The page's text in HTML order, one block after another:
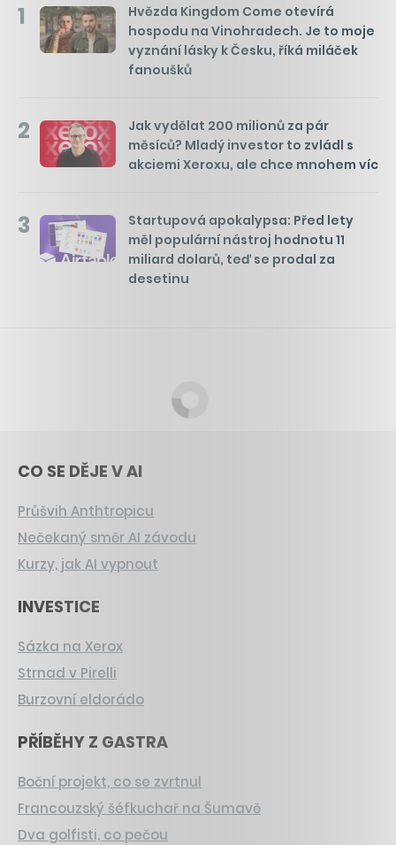
1
Hvězda Kingdom Come otevírá
hospodu na Vinohradech. Je to moje
vyznání lásky k Česku, říká miláček
fanoušků
2
Jak vydělat 200 milionů za pár
měsíců? Mladý investor to zvládl s
akciemi Xeroxu, ale chce mnohem víc
3
Startupová apokalypsa: Před lety
měl populární nástroj hodnotu 11
miliard dolarů, teď se prodal za
desetinu
CO SE DĚJE V AI
Průšvih Anthtropicu
Nečekaný směr AI závodu
Kurzy, jak AI vypnout
INVESTICE
Sázka na Xerox
Strnad v Pirelli
Burzovní eldorádo
PŘÍBĚHY Z GASTRA
Boční projekt, co se zvrtnul
Francouzský šéfkuchař na Šumavě
Dva golfisti, co pečou